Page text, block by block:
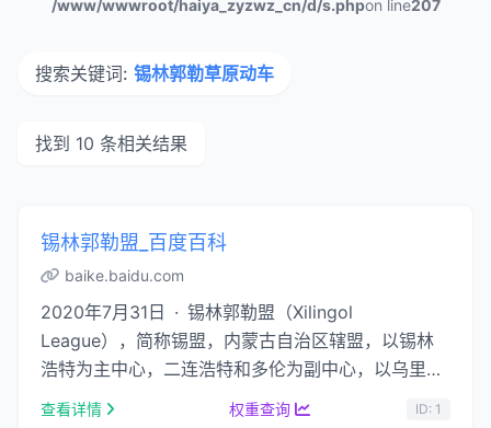
/www/wwwroot/haiya_zyzwz_cn/d/s.phpon line207
搜索关键词: 锡林郭勒草原动车
找到 10 条相关结果
锡林郭勒盟_百度百科
baike.baidu.com
2020年7月31日 · 锡林郭勒盟（Xilingol
League），简称锡盟，内蒙古自治区辖盟，以锡林
浩特为主中心，二连浩特和多伦为副中心，以乌里雅
斯太为东部重点节点，其他旗（区）政府所在地为骨
查看详情 权重查询 ID: 1